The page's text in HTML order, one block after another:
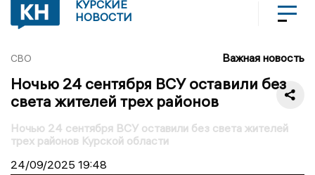
КУРСКИЕ
НОВОСТИ
СВО Важная новость
Ночью 24 сентября ВСУ оставили без
света жителей трех районов
Ночью 24 сентября ВСУ оставили без света жителей
трех районов Курской области
24/09/2025 19:48